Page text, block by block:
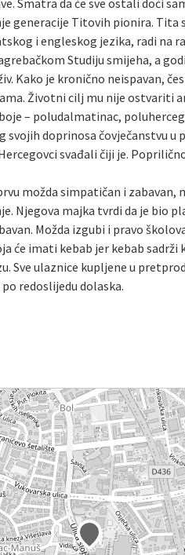
Smatra da će sve ostali doći
generacije Titovih pionira. Tita
i engleskog jezika, radi na
Studiju smijeha, a
Kako je kronično neispavan,
Životni cilj mu nije ostvariti
– poludalmatinac,
doprinosa čovječanstvu
svađali čiji je.
možda simpatičan i zabavan,
Njegova majka tvrdi da je bio
Možda izgubi i pravo
će imati kebab jer kebab
Sve ulaznice kupljene u
redoslijedu dolaska.